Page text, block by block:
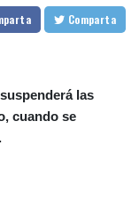
Comparta
las
cuando se